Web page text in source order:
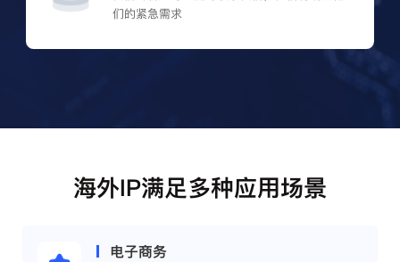
们的紧急需求
海外IP满足多种应用场景
电子商务